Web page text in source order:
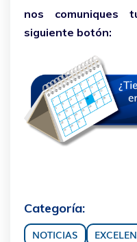
nos comuniques
siguiente botón:
Categoría:
NOTICIAS